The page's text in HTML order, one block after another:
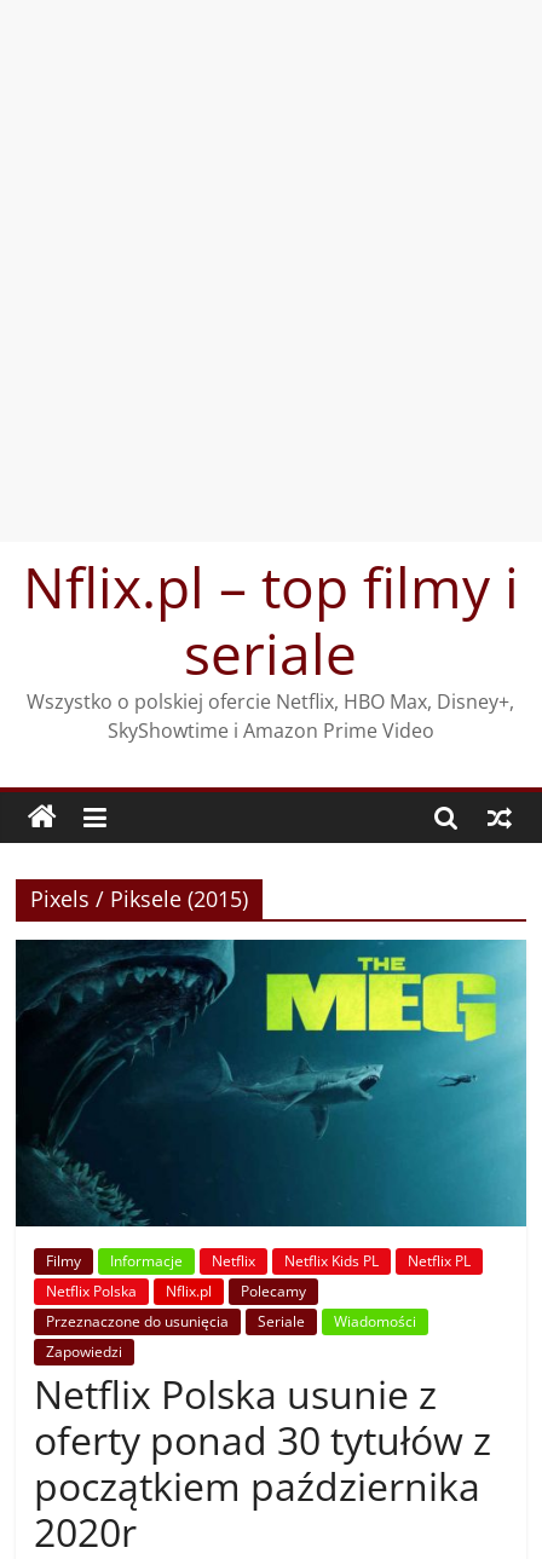
treściNflix.pl – top filmy i
seriale
Wszystko o polskiej ofercie Netflix, HBO Max, Disney+,
SkyShowtime i Amazon Prime Video
Pixels / Piksele (2015)
Filmy Informacje Netflix Netflix Kids PL
Netflix PL
Netflix Polska
Nflix.pl
Polecamy
Przeznaczone do usunięcia
Seriale
Wiadomości
Zapowiedzi
Netflix Polska usunie z
oferty ponad 30 tytułów z
początkiem października
2020r